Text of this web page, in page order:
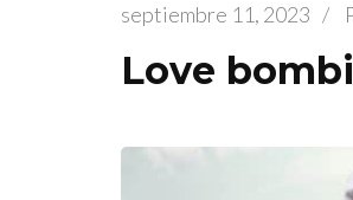
septiembre 11, 2023 /
Love